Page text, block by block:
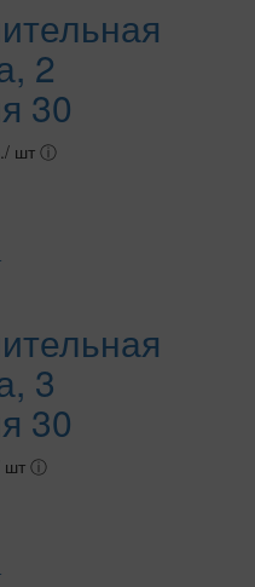
2
30
шт ⓘ
3
30
шт ⓘ